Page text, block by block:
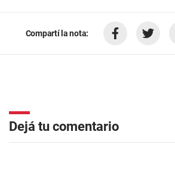
Compartí la nota:
Dejá tu comentario